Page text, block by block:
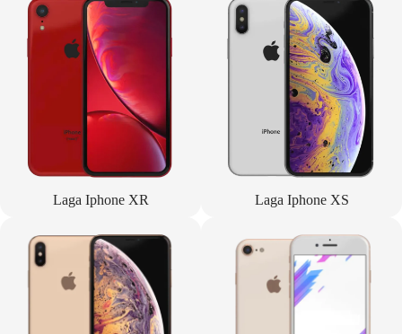
Laga Iphone XR Laga Iphone XS